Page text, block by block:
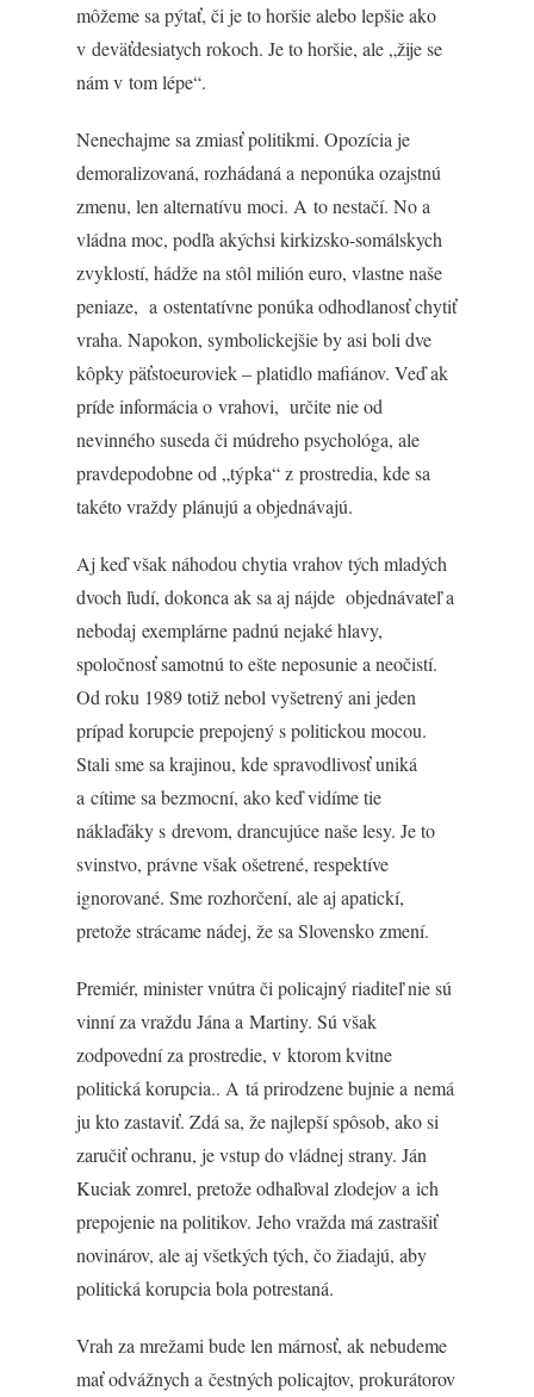
môžeme sa pýtať, či je to horšie alebo lepšie ako
v deväťdesiatych rokoch. Je to horšie, ale „žije se
nám v tom lépe“.
Nenechajme sa zmiasť politikmi. Opozícia je
demoralizovaná, rozhádaná a neponúka ozajstnú
zmenu, len alternatívu moci. A to nestačí. No a
vládna moc, podľa akýchsi kirkizsko-somálskych
zvyklostí, hádže na stôl milión euro, vlastne naše
peniaze, a ostentatívne ponúka odhodlanosť chytiť
vraha. Napokon, symbolickejšie by asi boli dve
kôpky päťstoeuroviek – platidlo mafiánov. Veď ak
príde informácia o vrahovi, určite nie od
nevinného suseda či múdreho psychológa, ale
pravdepodobne od „týpka“ z prostredia, kde sa
takéto vraždy plánujú a objednávajú.
Aj keď však náhodou chytia vrahov tých mladých
dvoch ľudí, dokonca ak sa aj nájde objednávateľ a
nebodaj exemplárne padnú nejaké hlavy,
spoločnosť samotnú to ešte neposunie a neočistí.
Od roku 1989 totiž nebol vyšetrený ani jeden
prípad korupcie prepojený s politickou mocou.
Stali sme sa krajinou, kde spravodlivosť uniká
a cítime sa bezmocní, ako keď vidíme tie
náklaďáky s drevom, drancujúce naše lesy. Je to
svinstvo, právne však ošetrené, respektíve
ignorované. Sme rozhorčení, ale aj apatickí,
pretože strácame nádej, že sa Slovensko zmení.
Premiér, minister vnútra či policajný riaditeľ nie sú
vinní za vraždu Jána a Martiny. Sú však
zodpovední za prostredie, v ktorom kvitne
politická korupcia.. A tá prirodzene bujnie a nemá
ju kto zastaviť. Zdá sa, že najlepší spôsob, ako si
zaručiť ochranu, je vstup do vládnej strany. Ján
Kuciak zomrel, pretože odhaľoval zlodejov a ich
prepojenie na politikov. Jeho vražda má zastrašiť
novinárov, ale aj všetkých tých, čo žiadajú, aby
politická korupcia bola potrestaná.
Vrah za mrežami bude len márnosť, ak nebudeme
mať odvážnych a čestných policajtov, prokurátorov